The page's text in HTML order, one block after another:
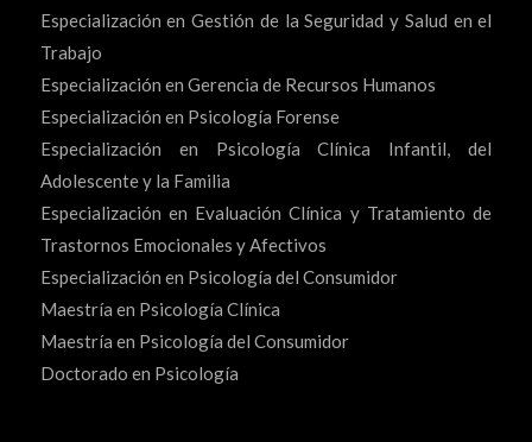
Especialización en Gestión de la Seguridad y Salud en el
Trabajo
Especialización en Gerencia de Recursos Humanos
Especialización en Psicología Forense
Especialización en Psicología Clínica Infantil, del
Adolescente y la Familia
Especialización en Evaluación Clínica y Tratamiento de
Trastornos Emocionales y Afectivos
Especialización en Psicología del Consumidor
Maestría en Psicología Clínica
Maestría en Psicología del Consumidor
Doctorado en Psicología